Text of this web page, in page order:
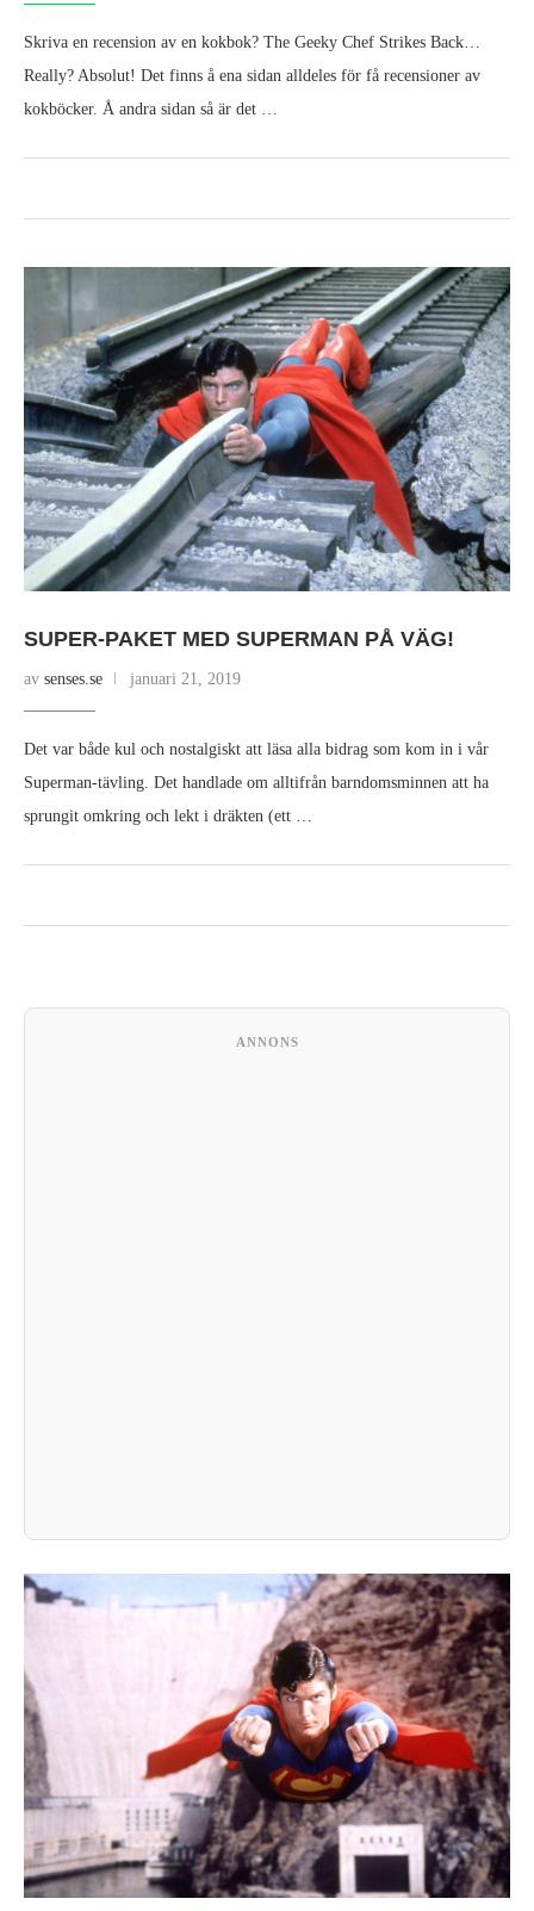
Skriva en recension av en kokbok? The Geeky Chef Strikes Back…
Really? Absolut! Det finns å ena sidan alldeles för få recensioner av
kokböcker. Å andra sidan så är det …
SUPER-PAKET MED SUPERMAN PÅ VÄG!
av senses.se januari 21, 2019
Det var både kul och nostalgiskt att läsa alla bidrag som kom in i vår
Superman-tävling. Det handlade om alltifrån barndomsminnen att ha
sprungit omkring och lekt i dräkten (ett …
ANNONS